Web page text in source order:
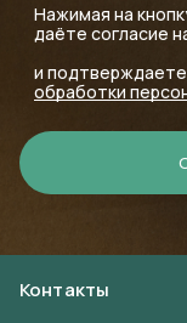
Нажимая на
даёте согласие
и
обработки
Контакты